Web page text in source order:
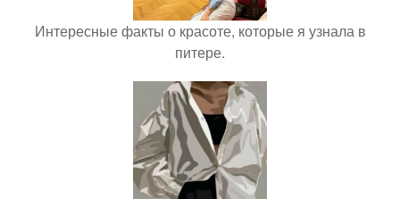
Интересные факты о красоте, которые я узнала в
питере.